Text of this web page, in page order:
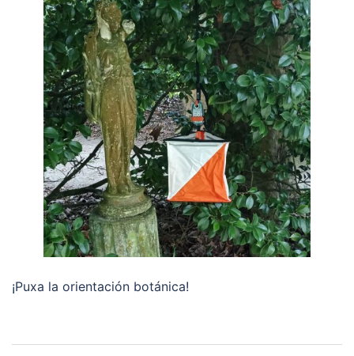
¡Puxa la orientación botánica!